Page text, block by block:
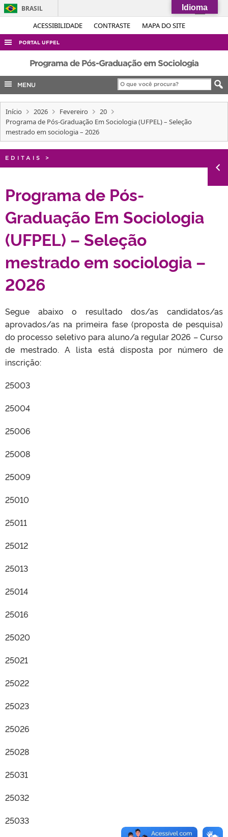
ACESSIBILIDADE CONTRASTE MAPA DO SITE
BRASIL
Simplifique!
Acesso à informação
Legislação
Canais
PORTAL UFPEL
ACESSO À INFORMAÇÃO
AUDITORIA
COBALTO
CONCURSOS
EDITAIS
TELEFONES
Programa de Pós-Graduação em Sociologia
MENU
Início 2026 Fevereiro
20
Programa de Pós-Graduação Em Sociologia (UFPEL) – Seleção
mestrado em sociologia – 2026
EDITAIS >
Programa de Pós-
Graduação Em Sociologia
(UFPEL) – Seleção
mestrado em sociologia –
2026
Segue abaixo o resultado dos/as candidatos/as
aprovados/as na primeira fase (proposta de pesquisa)
do processo seletivo para aluno/a regular 2026 – Curso
de mestrado. A lista está disposta por número de
inscrição:
25003
25004
25006
25008
25009
25010
25011
25012
25013
25014
25016
25020
25021
25022
25023
25026
25028
25031
25032
25033
Idioma